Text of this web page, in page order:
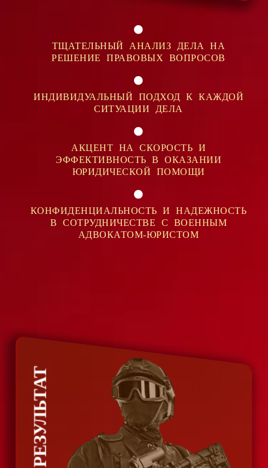
ТЩАТЕЛЬНЫЙ АНАЛИЗ ДЕЛА НА
РЕШЕНИЕ ПРАВОВЫХ ВОПРОСОВ
ИНДИВИДУАЛЬНЫЙ ПОДХОД К КАЖДОЙ
СИТУАЦИИ ДЕЛА
АКЦЕНТ НА СКОРОСТЬ И
ЭФФЕКТИВНОСТЬ В ОКАЗАНИИ
ЮРИДИЧЕСКОЙ ПОМОЩИ
КОНФИДЕНЦИАЛЬНОСТЬ И НАДЕЖНОСТЬ
В СОТРУДНИЧЕСТВЕ С ВОЕННЫМ
АДВОКАТОМ-ЮРИСТОМ
РЕЗУЛЬТАТ